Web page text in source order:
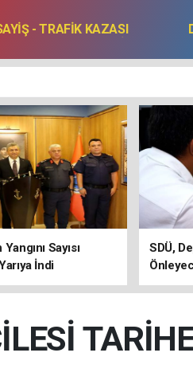
- TRAFİK KAZASI
Sayısı
İndi
SDÜ,